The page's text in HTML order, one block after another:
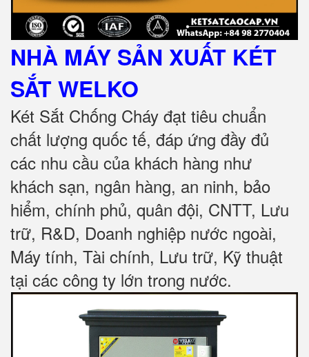
NHÀ MÁY SẢN XUẤT KÉT
SẮTWELKO
Két Sắt Chống Cháy đạt tiêu chuẩn
chất lượng quốc tế, đáp ứng đầy đủ
các nhu cầu của khách hàng như
khách sạn, ngân hàng, an ninh, bảo
hiểm, chính phủ, quân đội, CNTT, Lưu
trữ, R&D, Doanh nghiệp nước ngoài,
Máy tính, Tài chính, Lưu trữ, Kỹ thuật
tại các công ty lớn trong nước.